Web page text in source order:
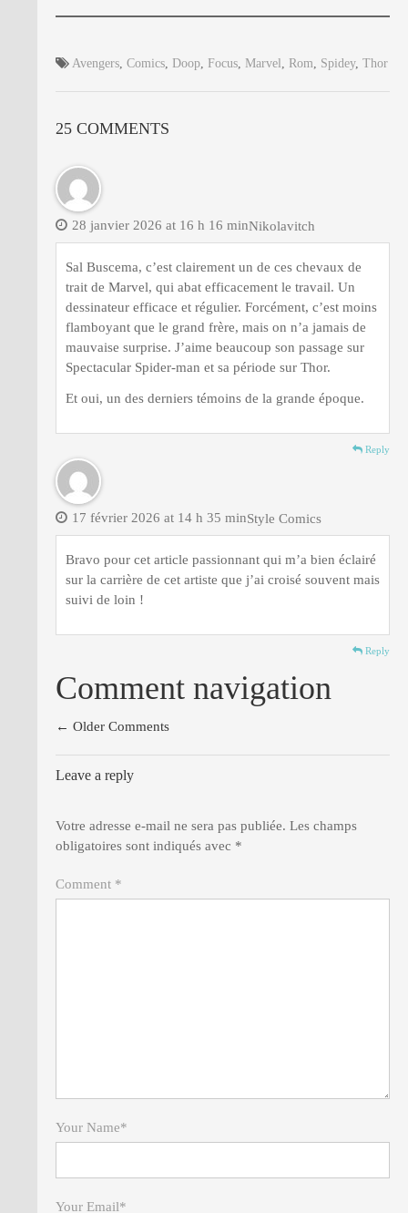
Avengers Comics Doop Focus Marvel Rom Spidey, Thor
25 COMMENTS
Nikolavitch
28 janvier 2026 at 16 h 16 min
Sal Buscema, c’est clairement un de ces chevaux de
trait de Marvel, qui abat efficacement le travail. Un
dessinateur efficace et régulier. Forcément, c’est moins
flamboyant que le grand frère, mais on n’a jamais de
mauvaise surprise. J’aime beaucoup son passage sur
Spectacular Spider-man et sa période sur Thor.
Et oui, un des derniers témoins de la grande époque.
Reply
Style Comics
17 février 2026 at 14 h 35 min
Bravo pour cet article passionnant qui m’a bien éclairé
sur la carrière de cet artiste que j’ai croisé souvent mais
suivi de loin !
Reply
Comment navigation
← Older Comments
Leave a reply
Votre adresse e-mail ne sera pas publiée. Les champs
obligatoires sont indiqués avec *
Comment *
Your Name*
Your Email*